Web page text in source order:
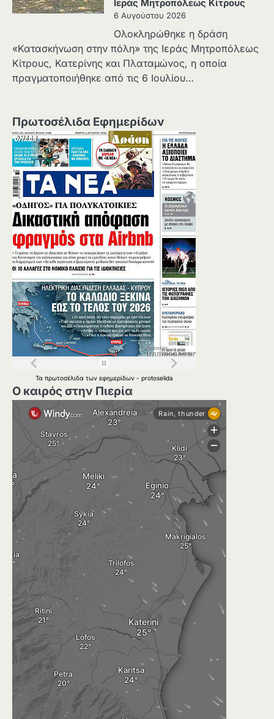
Ιεράς Μητροπόλεως Κίτρους
6 Αυγούστου 2026
Ολοκληρώθηκε η δράση
«Κατασκήνωση στην πόλη» της Ιεράς Μητροπόλεως
Κίτρους, Κατερίνης και Πλαταμώνος, η οποία
πραγματοποιήθηκε από τις 6 Ιουλίου…
Πρωτοσέλιδα Εφημερίδων
Τα πρωτοσέλιδα των εφημερίδων - protoselida
Ο καιρός στην Πιερία